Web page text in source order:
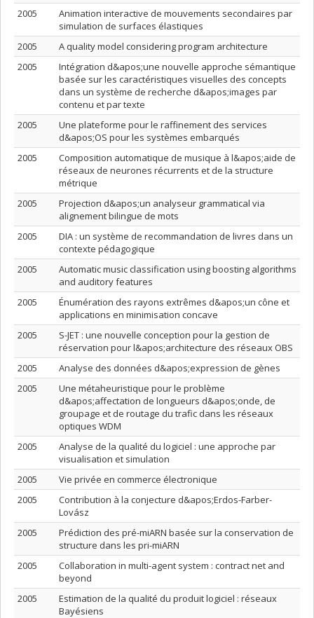
2005
Animation interactive de mouvements secondaires par
simulation de surfaces élastiques
2005
A quality model considering program architecture
2005
Intégration d&apos;une nouvelle approche sémantique
basée sur les caractéristiques visuelles des concepts
dans un système de recherche d&apos;images par
contenu et par texte
2005
Une plateforme pour le raffinement des services
d&apos;OS pour les systèmes embarqués
2005
Composition automatique de musique à l&apos;aide de
réseaux de neurones récurrents et de la structure
métrique
2005
Projection d&apos;un analyseur grammatical via
alignement bilingue de mots
2005
DIA : un système de recommandation de livres dans un
contexte pédagogique
2005
Automatic music classification using boosting algorithms
and auditory features
2005
Énumération des rayons extrêmes d&apos;un cône et
applications en minimisation concave
2005
S-JET : une nouvelle conception pour la gestion de
réservation pour l&apos;architecture des réseaux OBS
2005
Analyse des données d&apos;expression de gènes
2005
Une métaheuristique pour le problème
d&apos;affectation de longueurs d&apos;onde, de
groupage et de routage du trafic dans les réseaux
optiques WDM
2005
Analyse de la qualité du logiciel : une approche par
visualisation et simulation
2005
Vie privée en commerce électronique
2005
Contribution à la conjecture d&apos;Erdos-Farber-
Lovász
2005
Prédiction des pré-miARN basée sur la conservation de
structure dans les pri-miARN
2005
Collaboration in multi-agent system : contract net and
beyond
2005
Estimation de la qualité du produit logiciel : réseaux
Bayésiens